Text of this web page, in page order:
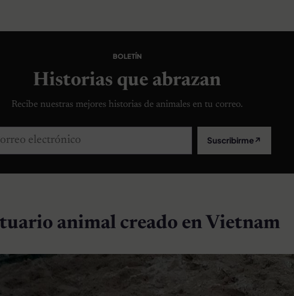
BOLETÍN
Historias que abrazan
Recibe nuestras mejores historias de animales en tu correo.
electrónico Suscribirme↗
animal creado en Vietnam